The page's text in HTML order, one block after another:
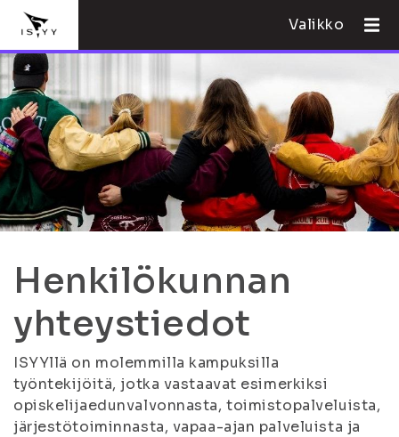
Valikko
Henkilökunnan
yhteystiedot
ISYYllä on molemmilla kampuksilla
työntekijöitä, jotka vastaavat esimerkiksi
opiskelijaedunvalvonnasta, toimistopalveluista,
järjestötoiminnasta, vapaa-ajan palveluista ja